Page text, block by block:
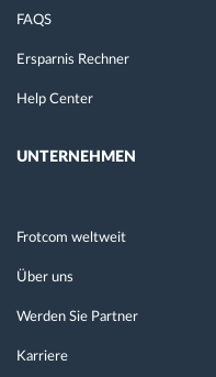
FAQS
Ersparnis Rechner
Help Center
UNTERNEHMEN
Frotcom weltweit
Über uns
Werden Sie Partner
Karriere